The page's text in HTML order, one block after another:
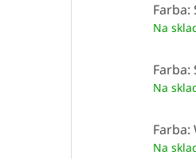
Farba:
Na
Farba:
Na
Farba:
Na